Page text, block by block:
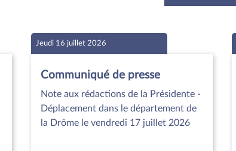
Jeudi 16 juillet 2026
Communiqué de presse
Note aux rédactions de la Présidente -
Déplacement dans le département de
la Drôme le vendredi 17 juillet 2026